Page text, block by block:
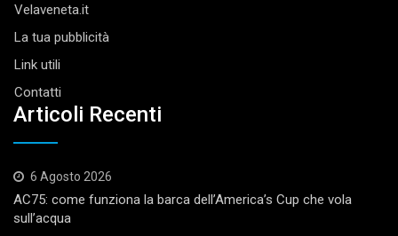
Velaveneta.it
La tua pubblicità
Link utili
Contatti
Articoli Recenti
6 Agosto 2026
AC75: come funziona la barca dell’America’s Cup che vola
sull’acqua